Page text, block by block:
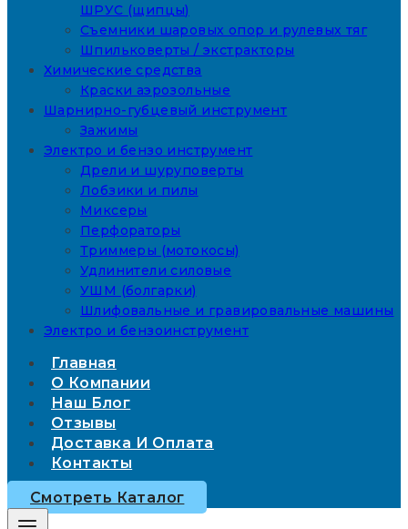
ШРУС (щипцы)
Съемники шаровых опор и рулевых тяг
Шпильковерты / экстракторы
Химические средства
Краски аэрозольные
Шарнирно-губцевый инструмент
Зажимы
Электро и бензо инструмент
Дрели и шуруповерты
Лобзики и пилы
Миксеры
Перфораторы
Триммеры (мотокосы)
Удлинители силовые
УШМ (болгарки)
Шлифовальные и гравировальные машины
Электро и бензоинструмент
Главная
О Компании
Наш Блог
Отзывы
Доставка И Оплата
Контакты
Смотреть Каталог